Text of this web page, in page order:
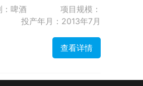
：啤酒
项目规模：
投产年月：2013年7月
查看详情